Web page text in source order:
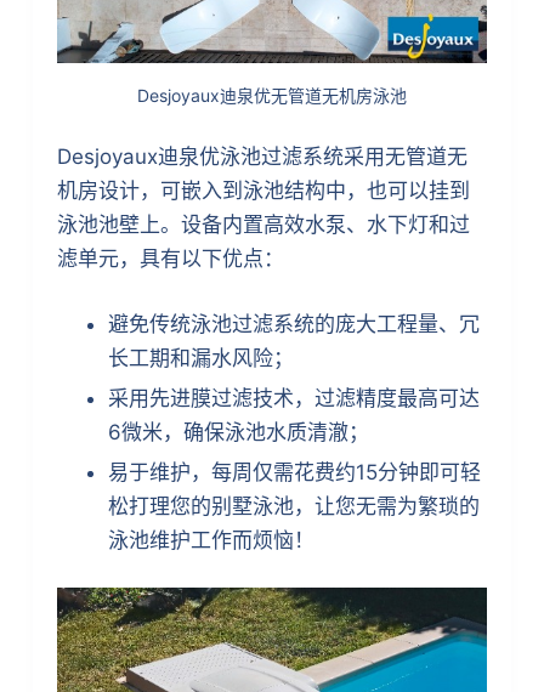
Desjoyaux迪泉优无管道无机房泳池
Desjoyaux迪泉优泳池过滤系统采用无管道无
机房设计，可嵌入到泳池结构中，也可以挂到
泳池池壁上。设备内置高效水泵、水下灯和过
滤单元，具有以下优点：
避免传统泳池过滤系统的庞大工程量、冗
长工期和漏水风险；
采用先进膜过滤技术，过滤精度最高可达
6微米，确保泳池水质清澈；
易于维护，每周仅需花费约15分钟即可轻
松打理您的别墅泳池，让您无需为繁琐的
泳池维护工作而烦恼！